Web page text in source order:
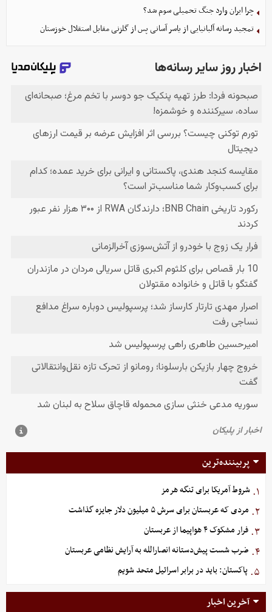
چرا ایران وارد جنگ تحمیلی سوم شد؟
تمجید رسانه آلبانیایی از یاسر آسانی پس از گلزنی مقابل استقلال خوزستان
پربیننده‌ترین
۱. شروط آمریکا برای تنگه هرمز
۲. مردی که عربستان برای سرش ۵ میلیون دلار جایزه گذاشت
۳. فرار مشکوک ۴ هواپیما از عربستان
۴. ضرب شست پیش‌دستانه انصارالله به آرایش نظامی عربستان
۵. پاکستان: باید در برابر اسرائیل متحد شویم
آخرین اخبار